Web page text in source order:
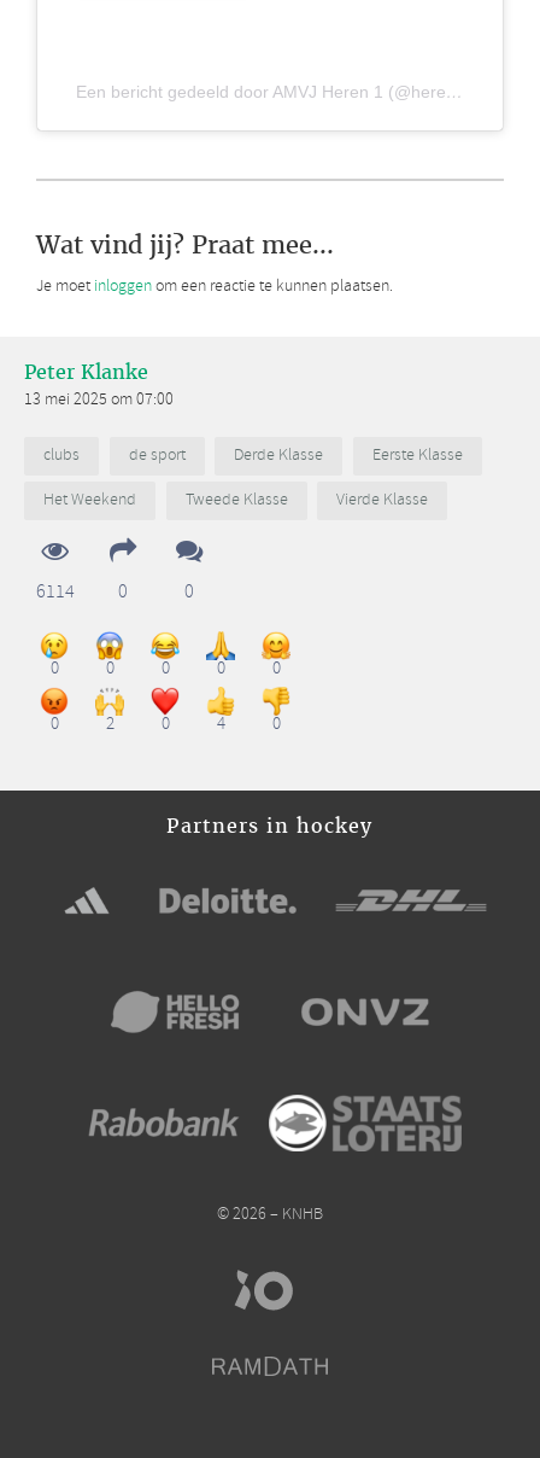
Een bericht gedeeld door AMVJ Heren 1 (@heren1amvj)
Wat vind jij? Praat mee...
Je moet inloggenom een reactie te kunnen plaatsen.
Peter Klanke
13 mei 2025 om 07:00
clubs de sport Derde Klasse
Eerste Klasse
Het Weekend
Tweede Klasse Vierde Klasse
6114 0 0
0 0 0 0 0
0 2 0 4 0
Partners in hockey
© 2026 – KNHB